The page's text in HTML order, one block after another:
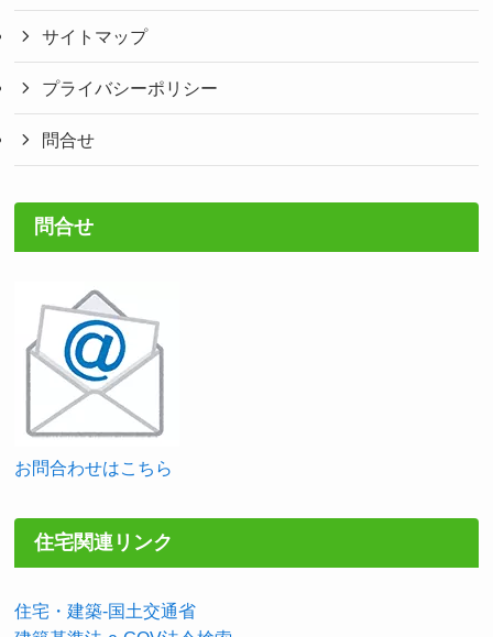
サイトマップ
プライバシーポリシー
問合せ
問合せ
お問合わせはこちら
住宅関連リンク
住宅・建築-国土交通省